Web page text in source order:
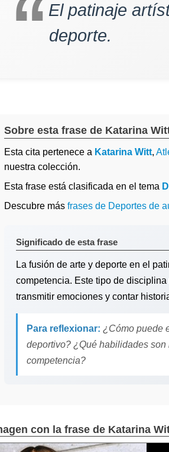
El patinaje
deporte.
Sobre esta frase de Katarina
Esta cita pertenece a Katarina Witt,
nuestra colección.
Esta frase está clasificada en el tema
Descubre más frases de Deportes de
Significado de esta frase
La fusión de arte y deporte en el
competencia. Este tipo de
transmitir emociones y contar
Para reflexionar: ¿Cómo puede
deportivo? ¿Qué habilidades
competencia?
con la frase de Katarina